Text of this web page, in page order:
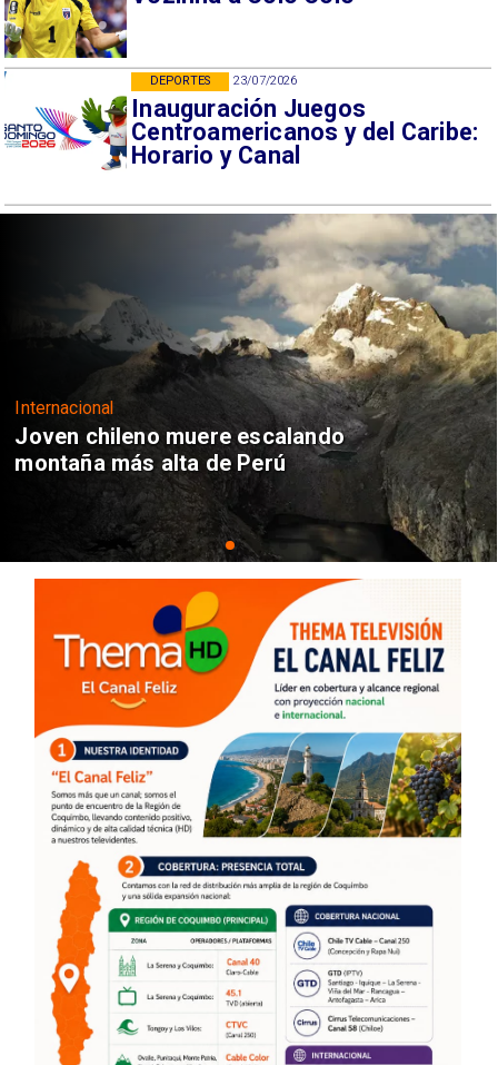
23/07/2026
Inauguración Juegos
Centroamericanos y del Caribe:
Horario y Canal
DEPORTES
Internacional
Joven chileno muere escalando
montaña más alta de Perú